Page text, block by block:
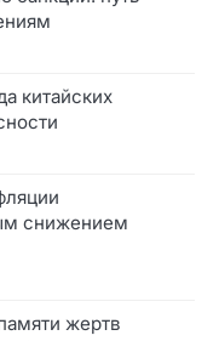
китайских
снижением
жертв